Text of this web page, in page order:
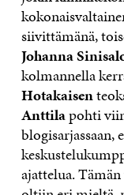
siivittämänä,
Johanna
kolmannella
Hotakaisen
Anttilapohti
blogisarjassaan,
ajattelua.